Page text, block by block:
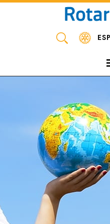
Panneau de gestion des